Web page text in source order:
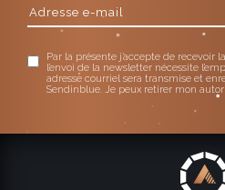
Par la présente j’accepte de recevoir
l’envoi de la newsletter nécessite
adresse courriel sera transmise et
Sendinblue. Je peux retirer mon